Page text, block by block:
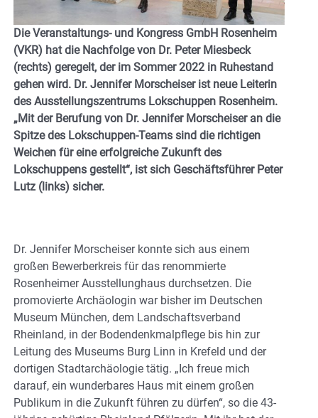
Die Veranstaltungs- und Kongress GmbH Rosenheim
(VKR) hat die Nachfolge von Dr. Peter Miesbeck
(rechts) geregelt, der im Sommer 2022 in Ruhestand
gehen wird. Dr. Jennifer Morscheiser ist neue Leiterin
des Ausstellungszentrums Lokschuppen Rosenheim.
„Mit der Berufung von Dr. Jennifer Morscheiser an die
Spitze des Lokschuppen-Teams sind die richtigen
Weichen für eine erfolgreiche Zukunft des
Lokschuppens gestellt“, ist sich Geschäftsführer Peter
Lutz (links) sicher.
Dr. Jennifer Morscheiser konnte sich aus einem
großen Bewerberkreis für das renommierte
Rosenheimer Ausstellunghaus durchsetzen. Die
promovierte Archäologin war bisher im Deutschen
Museum München, dem Landschaftsverband
Rheinland, in der Bodendenkmalpflege bis hin zur
Leitung des Museums Burg Linn in Krefeld und der
dortigen Stadtarchäologie tätig. „Ich freue mich
darauf, ein wunderbares Haus mit einem großen
Publikum in die Zukunft führen zu dürfen“, so die 43-